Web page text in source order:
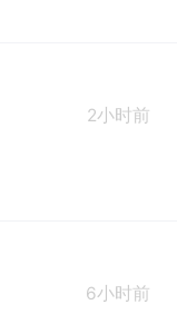
2小时前
6小时前